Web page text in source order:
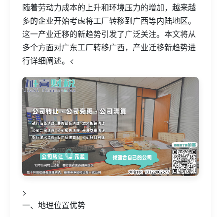
随着劳动力成本的上升和环境压力的增加，越来越
多的企业开始考虑将工厂转移到广西等内陆地区。
这一产业迁移的新趋势引发了广泛关注。本文将从
多个方面对广东工厂转移广西，产业迁移新趋势进
行详细阐述。<
>
一、地理位置优势